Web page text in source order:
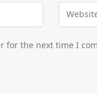
for the next time I